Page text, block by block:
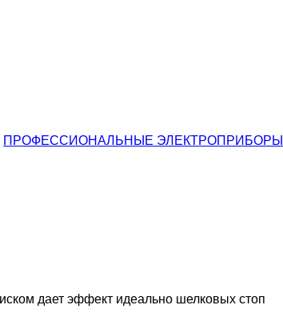
ПРОФЕССИОНАЛЬНЫЕ ЭЛЕКТРОПРИБОРЫ
дает эффект идеально шелковых стоп